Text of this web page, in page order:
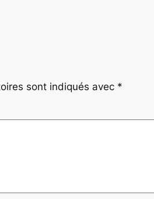
sont indiqués avec *